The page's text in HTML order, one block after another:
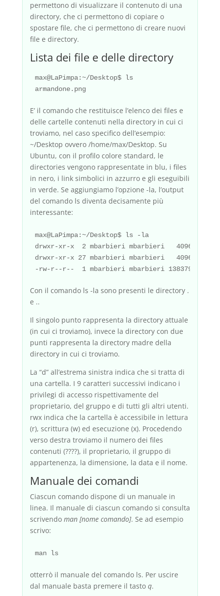
permettono di visualizzare il contenuto di una
directory, che ci permettono di copiare o
spostare file, che ci permettono di creare nuovi
file e directory.
Lista dei file e delle directory
max@LaPimpa:~/Desktop$ ls
armandone.png
E’ il comando che restituisce l’elenco dei files e
delle cartelle contenuti nella directory in cui ci
troviamo, nel caso specifico dell’esempio:
~/Desktop ovvero /home/max/Desktop. Su
Ubuntu, con il profilo colore standard, le
directories vengono rappresentate in blu, i files
in nero, i link simbolici in azzurro e gli eseguibili
in verde. Se aggiungiamo l’opzione -la, l’output
del comando ls diventa decisamente più
interessante:
max@LaPimpa:~/Desktop$ ls -la
drwxr-xr-x  2 mbarbieri mbarbieri   4096 2008-
drwxr-xr-x 27 mbarbieri mbarbieri   4096 2008-
Con il comando ls -la sono presenti le directory .
e ..
Il singolo punto rappresenta la directory attuale
(in cui ci troviamo), invece la directory con due
punti rappresenta la directory madre della
directory in cui ci troviamo.
La “d” all’estrema sinistra indica che si tratta di
una cartella. I 9 caratteri successivi indicano i
privilegi di accesso rispettivamente del
proprietario, del gruppo e di tutti gli altri utenti.
rwx indica che la cartella è accessibile in lettura
(r), scrittura (w) ed esecuzione (x). Procedendo
verso destra troviamo il numero dei files
contenuti (????), il proprietario, il gruppo di
appartenenza, la dimensione, la data e il nome.
Manuale dei comandi
Ciascun comando dispone di un manuale in
linea. Il manuale di ciascun comando si consulta
scrivendo man [nome comando]. Se ad esempio
scrivo:
otterrò il manuale del comando ls. Per uscire
dal manuale basta premere il tasto q.